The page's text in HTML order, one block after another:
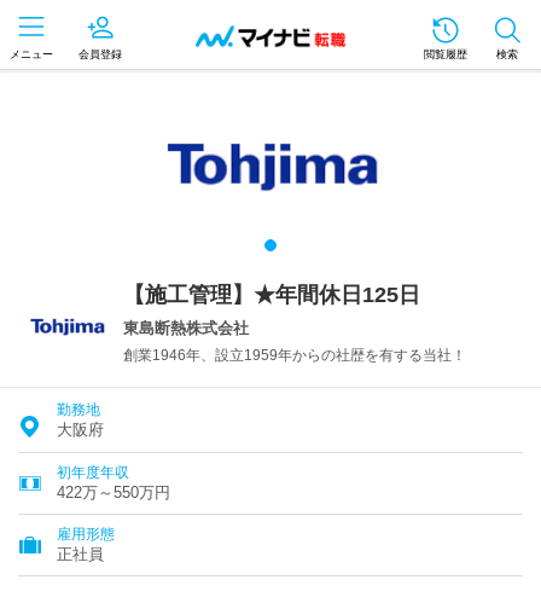
メニュー 会員登録 閲覧履歴 検索
【施工管理】★年間休日125日
東島断熱株式会社
創業1946年、設立1959年からの社歴を有する当社！
勤務地
大阪府
初年度年収
422万～550万円
雇用形態
正社員